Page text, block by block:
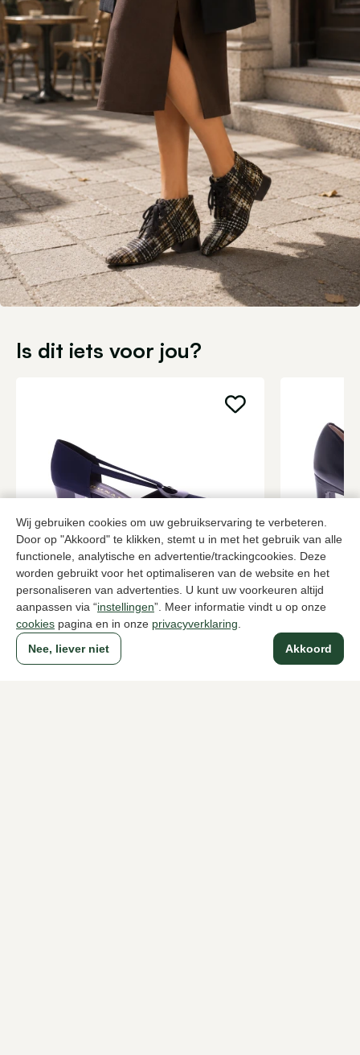
Wij gebruiken cookies om uw gebruikservaring te verbeteren.
Door op "Akkoord" te klikken, stemt u in met het gebruik van alle
functionele, analytische en advertentie/trackingcookies. Deze
worden gebruikt voor het optimaliseren van de website en het
personaliseren van advertenties. U kunt uw voorkeuren altijd
aanpassen via “instellingen”. Meer informatie vindt u op onze
cookies pagina en in onze privacyverklaring
Akkoord
Nee, liever niet
Is dit iets voor jou?
Brunate
Blauwe pumps dames
209,95 3 kleuren
Unisa
Zwarte
139,95